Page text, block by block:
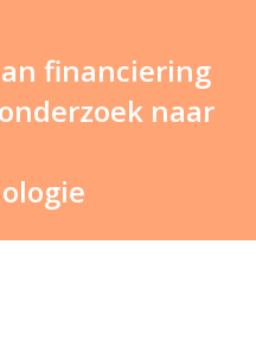
financiering
naar